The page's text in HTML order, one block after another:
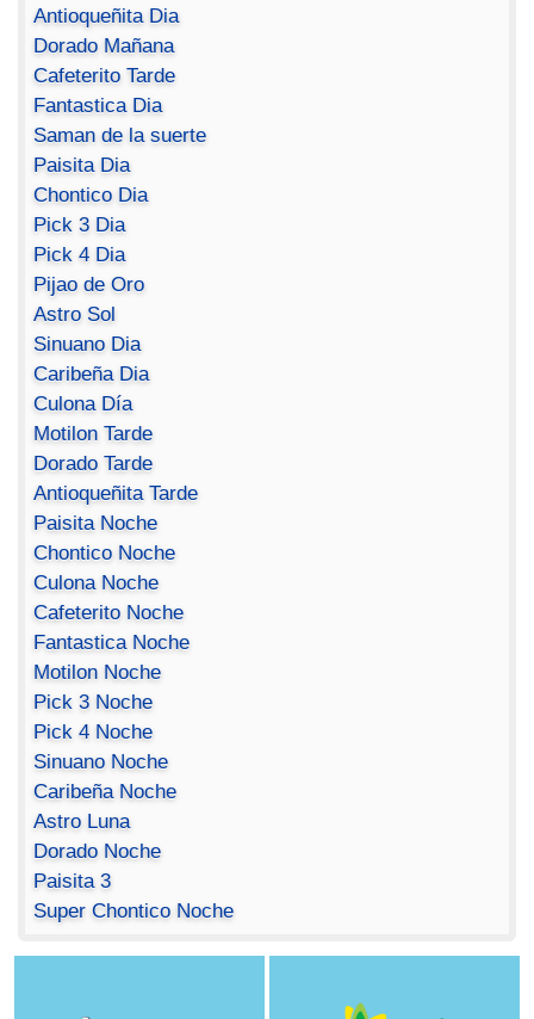
Antioqueñita Dia
Dorado Mañana
Cafeterito Tarde
Fantastica Dia
Saman de la suerte
Paisita Dia
Chontico Dia
Pick 3 Dia
Pick 4 Dia
Pijao de Oro
Astro Sol
Sinuano Dia
Caribeña Dia
Culona Día
Motilon Tarde
Dorado Tarde
Antioqueñita Tarde
Paisita Noche
Chontico Noche
Culona Noche
Cafeterito Noche
Fantastica Noche
Motilon Noche
Pick 3 Noche
Pick 4 Noche
Sinuano Noche
Caribeña Noche
Astro Luna
Dorado Noche
Paisita 3
Super Chontico Noche